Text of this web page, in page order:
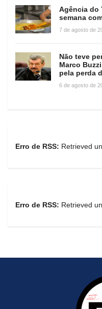
Agência do
semana
7 de agosto de
Não teve
Marco
pela perda
6 de agosto de
Erro de RSS: Retrieved
Erro de RSS: Retrieved